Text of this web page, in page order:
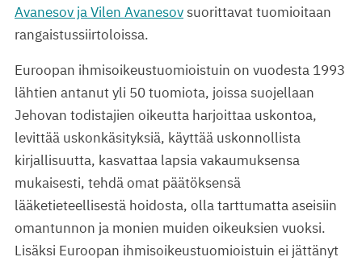
Avanesov ja Vilen Avanesovsuorittavat tuomioitaan
rangaistussiirtoloissa.
Euroopan ihmisoikeustuomioistuin on vuodesta 1993
lähtien antanut yli 50 tuomiota, joissa suojellaan
Jehovan todistajien oikeutta harjoittaa uskontoa,
levittää uskonkäsityksiä, käyttää uskonnollista
kirjallisuutta, kasvattaa lapsia vakaumuksensa
mukaisesti, tehdä omat päätöksensä
lääketieteellisestä hoidosta, olla tarttumatta aseisiin
omantunnon ja monien muiden oikeuksien vuoksi.
Lisäksi Euroopan ihmisoikeustuomioistuin ei jättänyt